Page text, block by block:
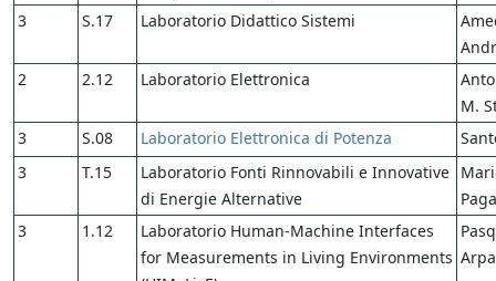
3
S.17 Laboratorio Didattico Sistemi
2
2.12 Laboratorio Elettronica
M.
3
S.08 Laboratorio Elettronica di Potenza
3
T.15
Laboratorio Fonti Rinnovabili e Innovative
di Energie Alternative
3
1.12
Laboratorio Human-Machine Interfaces
for Measurements in Living Environments